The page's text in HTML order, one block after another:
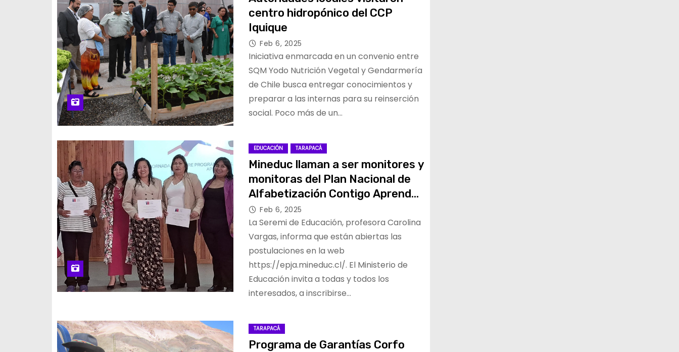
centro hidropónico del CCP
Iquique
Feb 6, 2025
Iniciativa enmarcada en un convenio entre
SQM Yodo Nutrición Vegetal y Gendarmería
de Chile busca entregar conocimientos y
preparar a las internas para su reinserción
social. Poco más de un…
EDUCACIÓN TARAPACÁ
Mineduc llaman a ser monitores y
monitoras del Plan Nacional de
Alfabetización Contigo Aprendo
2025 en Tarapacá
Feb 6, 2025
La Seremi de Educación, profesora Carolina
Vargas, informa que están abiertas las
postulaciones en la web
https://epja.mineduc.cl/. El Ministerio de
Educación invita a todas y todos los
interesados, a inscribirse…
TARAPACÁ
Programa de Garantías Corfo